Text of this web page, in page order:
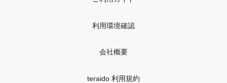
利用環境確認
会社概要
teraido 利用規約